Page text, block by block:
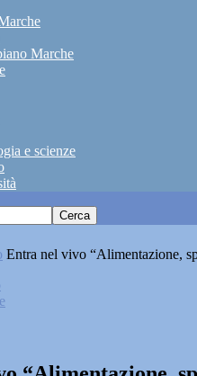
Marche
e scienze
Entra nel vivo “Alimentazione,